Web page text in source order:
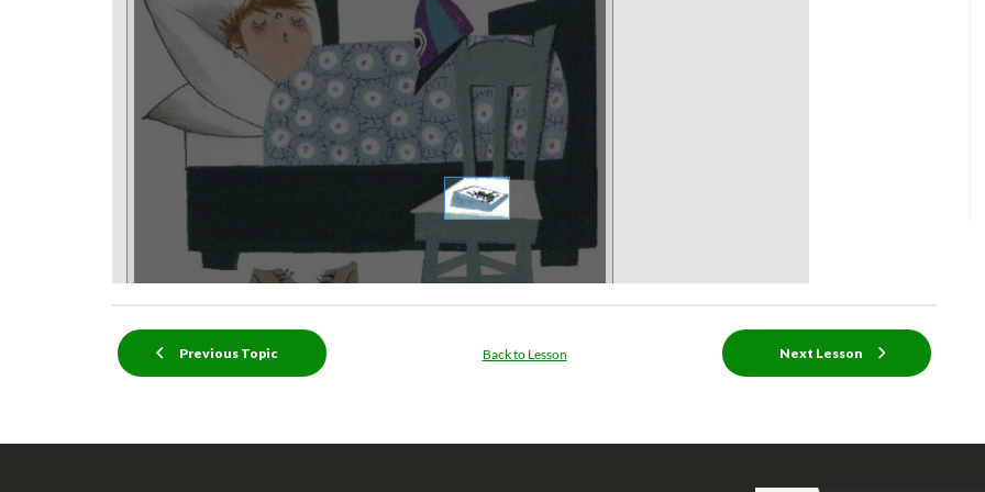
Previous Topic Back to Lesson Next Lesson